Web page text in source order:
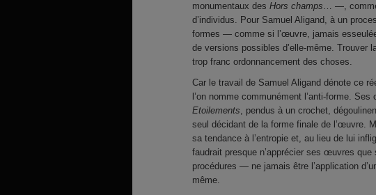
monumentaux des Hors champs… —,
d’individus. Pour Samuel Aligand, à un
formes — comme si l’œuvre, jamais
de versions possibles d’elle-même. Trouver
trop franc ordonnancement des choses.
Car le travail de Samuel Aligand dénote ce
l’on nomme communément l’anti-forme.
Etoilements, pendus à un crochet,
seul décidant de la forme finale de l’œuvre.
sa tendance à l’entropie et, au lieu de lui
faudrait presque n’apprécier ses œuvres
procédures — ne jamais être l’application
même.